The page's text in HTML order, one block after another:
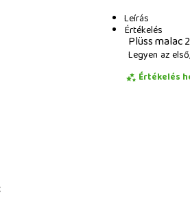
Leírás
Értékelés
Plüss malac
Legyen az
Értékelés